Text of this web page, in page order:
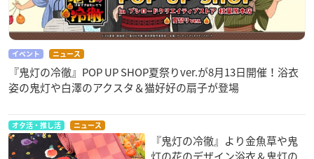
イベント ニュース
『鬼灯の冷徹』POP UP SHOP夏祭りver.が8月13日開催！浴衣
姿の鬼灯や白澤のアクスタ＆猫好好の扇子が登場
オタ活・推し活 ニュース
『鬼灯の冷徹』より金魚草や鬼
灯の花のデザイン浴衣＆鬼灯の